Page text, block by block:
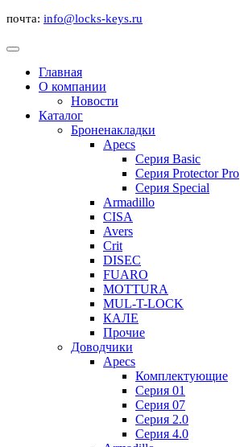
почта: info@locks-keys.ru
Главная
О компании
Новости
Каталог
Броненакладки
Apecs
Серия Basic
Серия Protector Pro
Серия Special
Armadillo
CISA
Avers
Crit
DISEC
FUARO
MOTTURA
MUL-T-LOCK
КАЛЕ
Прочие
Доводчики
Apecs
Комплектующие
Серия 01
Серия 07
Серия 2.0
Серия 4.0